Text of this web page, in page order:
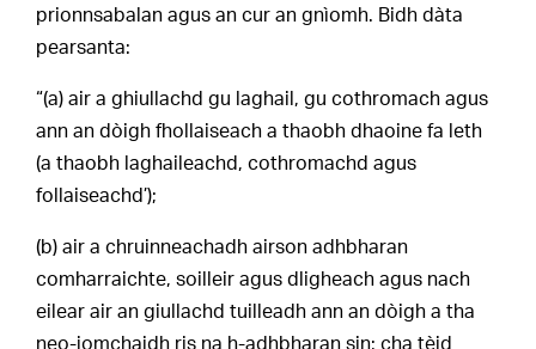
prionnsabalan agus an cur an gnìomh. Bidh dàta
pearsanta:
“(a) air a ghiullachd gu laghail, gu cothromach agus
ann an dòigh fhollaiseach a thaobh dhaoine fa leth
(a thaobh laghaileachd, cothromachd agus
follaiseachd’);
(b) air a chruinneachadh airson adhbharan
comharraichte, soilleir agus dligheach agus nach
eilear air an giullachd tuilleadh ann an dòigh a tha
neo-iomchaidh ris na h-adhbharan sin; cha tèid